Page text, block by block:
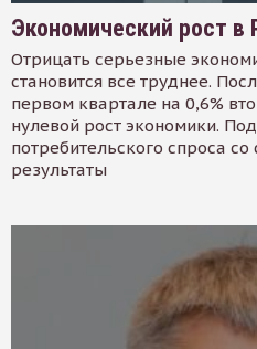
Экономический рост в
Отрицать серьезные
становится все труднее.
первом квартале на 0,6%
нулевой рост экономики.
потребительского спроса
результаты